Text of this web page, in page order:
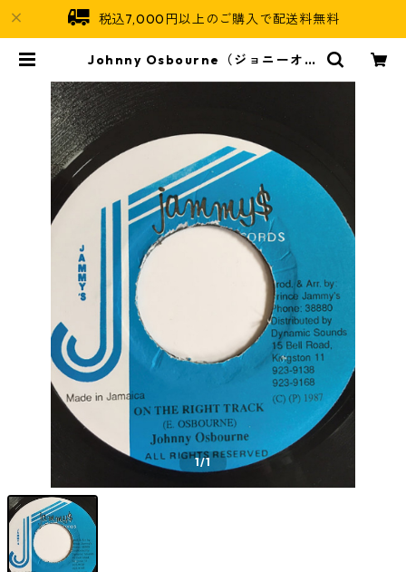
税込7,000円以上のご購入で配送料無料
Johnny Osbourne（ジョニーオズ
【7inch】 | Jamaican Soul
1/1